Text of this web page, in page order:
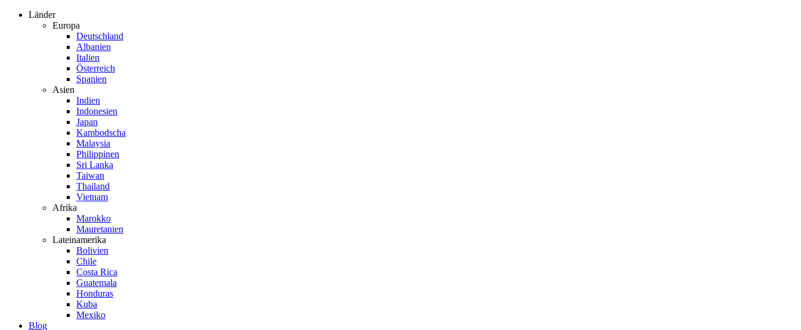
Zum
Länder
Europa
Deutschland
Albanien
Italien
Österreich
Spanien
Asien
Indien
Indonesien
Japan
Kambodscha
Malaysia
Philippinen
Sri Lanka
Taiwan
Thailand
Vietnam
Afrika
Marokko
Mauretanien
Lateinamerika
Bolivien
Chile
Costa Rica
Guatemala
Honduras
Kuba
Mexiko
Blog